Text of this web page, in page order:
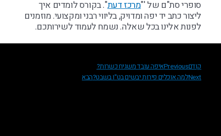
סופרי סת"ם של '"מרכז דעת". בקורס לומדים איך
ליצור כתב יד יפה ומדויק, בליווי רבני ומקצועי. מוזמנים
לפנות אלינו בכל שאלה. נשמח לעמוד לשירותכם.
קודםPreviousאיפה עובד משגיח כשרות?
Nextלמה אוכלים פירות יבשים בט"ו בשבט?הבא